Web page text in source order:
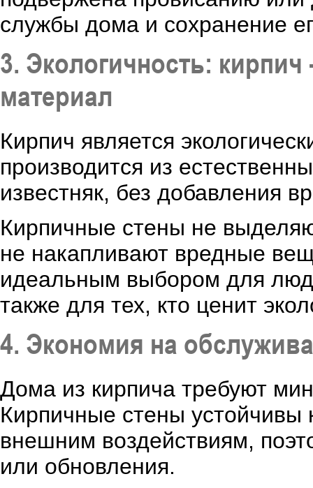
службы дома и сохранение
3. Экологичность:
материал
Кирпич является
производится из
известняк, без добавления
Кирпичные стены не
не накапливают вредные
идеальным выбором для
также для тех, кто ценит
4. Экономия на
Дома из кирпича требуют
Кирпичные стены устойчивы
внешним воздействиям,
или обновления.